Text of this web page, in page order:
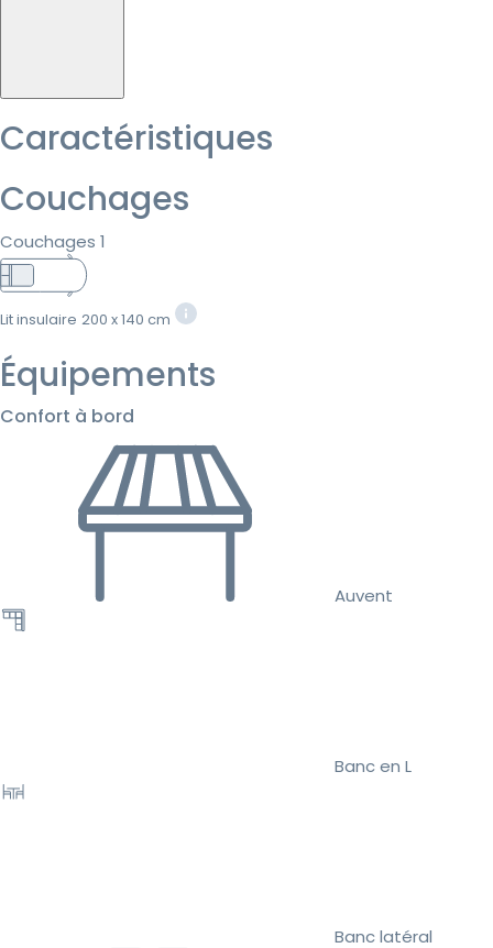
Caractéristiques
Couchages
Couchages 1
Lit insulaire 200 x 140 cm
Équipements
Confort à bord
Auvent
Banc en L
Banc latéral